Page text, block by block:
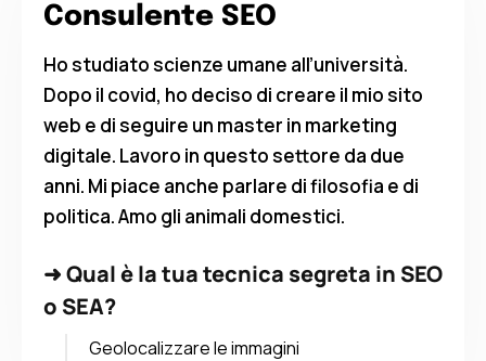
Consulente SEO
Ho studiato scienze umane all’università.
Dopo il covid, ho deciso di creare il mio sito
web e di seguire un master in marketing
digitale. Lavoro in questo settore da due
anni. Mi piace anche parlare di filosofia e di
politica. Amo gli animali domestici.
➜Qual è la tua tecnica segreta in SEO
o SEA?
Geolocalizzare le immagini